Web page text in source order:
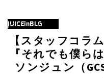
JUICEinBLG
【スタッフコラ
『それでも僕ら
ソンジュン（